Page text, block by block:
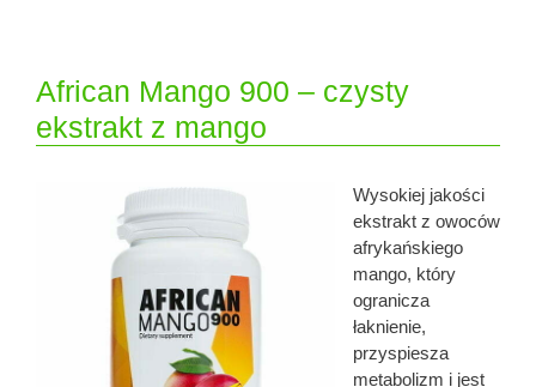
African Mango 900 – czysty
ekstrakt z mango
Wysokiej jakości
ekstrakt z owoców
afrykańskiego
mango, który
ogranicza
łaknienie,
przyspiesza
metabolizm i jest